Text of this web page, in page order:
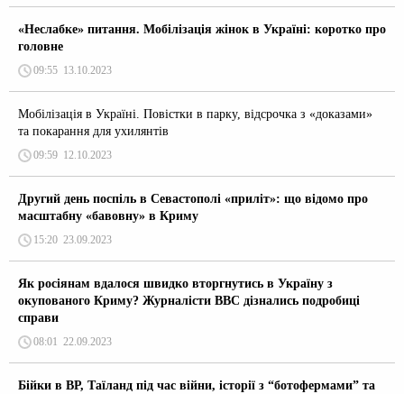
«Неслабке» питання. Мобілізація жінок в Україні: коротко про
головне
09:55 13.10.2023
Мобілізація в Україні. Повістки в парку, відсрочка з «доказами»
та покарання для ухилянтів
09:59 12.10.2023
Другий день поспіль в Севастополі «приліт»: що відомо про
масштабну «бавовну» в Криму
15:20 23.09.2023
Як росіянам вдалося швидко вторгнутись в Україну з
окупованого Криму? Журналісти ВВС дізнались подробиці
справи
08:01 22.09.2023
Бійки в ВР, Таїланд під час війни, історії з “ботофермами” та